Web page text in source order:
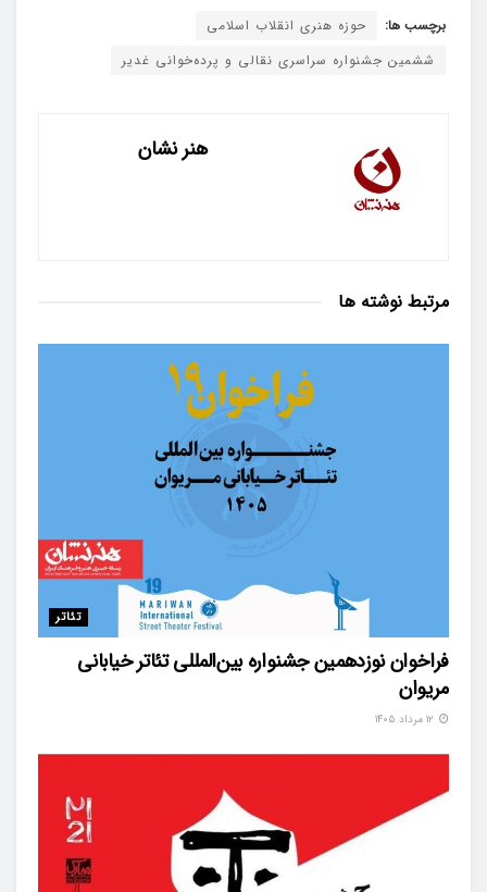
برچسب ها:
حوزه هنری انقلاب اسلامی
ششمین جشنواره سراسری نقالی و پرده‌خوانی غدیر
هنر نشان
مرتبط نوشته ها
تئاتر
فراخوان نوزدهمین جشنواره بین‌المللی تئاتر خیابانی
مریوان